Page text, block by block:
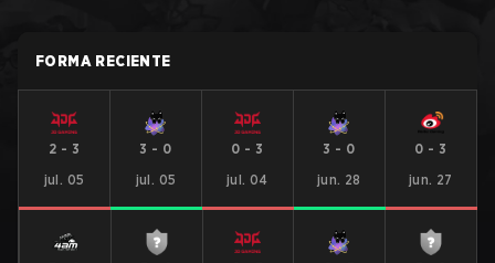
FORMA RECIENTE
2 - 3
jul. 05
3 - 0
jul. 05
0 - 3
jul. 04
3 - 0
jun. 28
0 - 3
jun. 27